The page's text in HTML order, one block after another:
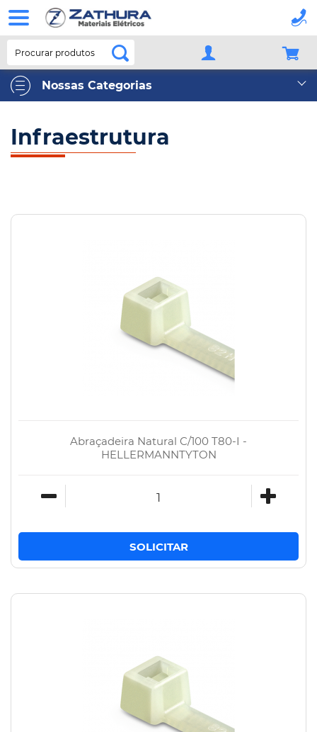
Procurar produtos
Nossas Categorias
Infraestrutura
Abraçadeira Natural C/100 T80-I -
HELLERMANNTYTON